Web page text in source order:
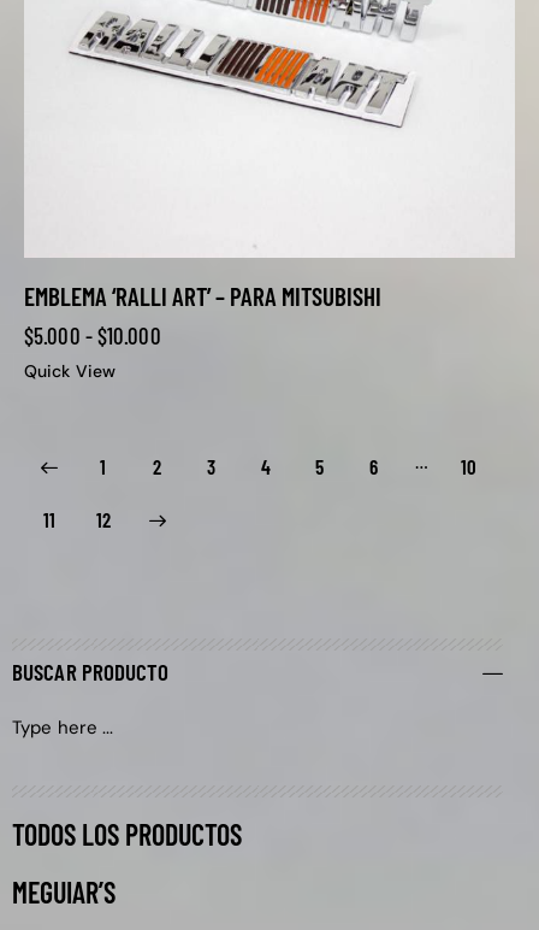
EMBLEMA ‘RALLI ART’ – PARA MITSUBISHI
$5.000 -$10.000
Quick View
1 2 3 4 5 6 … 10
11 12
→
BUSCAR PRODUCTO
TODOS LOS PRODUCTOS
MEGUIAR’S